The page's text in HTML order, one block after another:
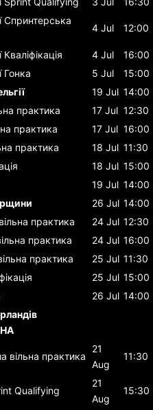
Спринтерська
4 Jul 12:00
Кваліфікація 4 Jul
16:00
Гонка 5 Jul
15:00
19 Jul 14:00
практика 17 Jul 12:30
практика 17 Jul 16:00
практика 18 Jul 11:30
18 Jul 15:00
19 Jul 14:00
26 Jul 14:00
практика 24 Jul 12:30
практика 24 Jul 16:00
практика 25 Jul 11:30
25 Jul 15:00
26 Jul 14:00
вільна практика
21
Aug
11:30
Qualifying
21
Aug
15:30